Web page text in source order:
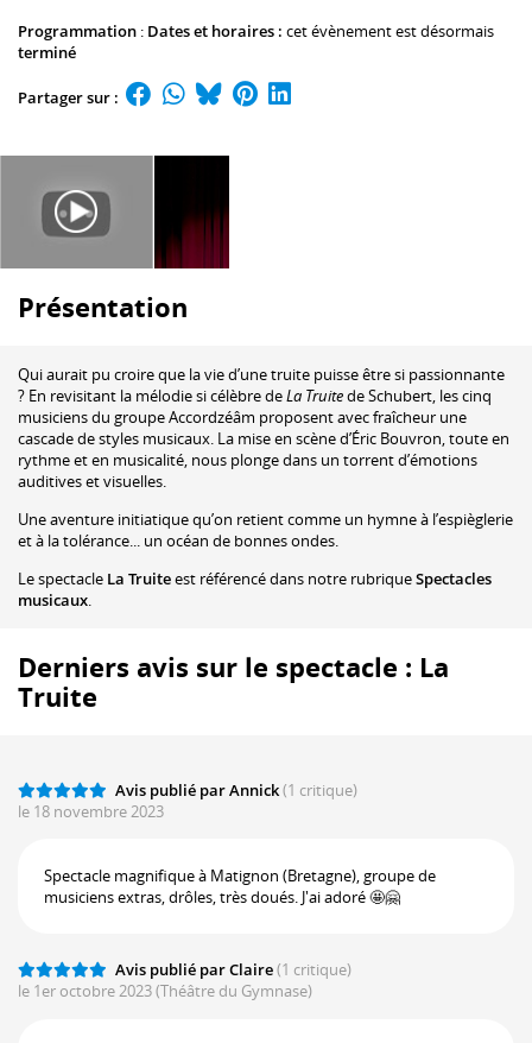
Programmation : Dates et horaires : cet évènement est désormais
terminé
Partager sur :
Présentation
Qui aurait pu croire que la vie d’une truite puisse être si passionnante
? En revisitant la mélodie si célèbre deLa Truitede Schubert, les cinq
musiciens du groupe Accordzéâm proposent avec fraîcheur une
cascade de styles musicaux. La mise en scène d’Éric Bouvron, toute en
rythme et en musicalité, nous plonge dans un torrent d’émotions
auditives et visuelles.
Une aventure initiatique qu’on retient comme un hymne à l’espièglerie
et à la tolérance... un océan de bonnes ondes.
Le spectacle La Truiteest référencé dans notre rubriqueSpectacles
musicaux.
Derniers avis sur le spectacle : La
Truite
Avis publié par Annick(1 critique)
le 18 novembre 2023
Spectacle magnifique à Matignon (Bretagne), groupe de
musiciens extras, drôles, très doués. J'ai adoré 🤩🤗
Avis publié par Claire(1 critique)
le 1er octobre 2023(Théâtre du Gymnase)